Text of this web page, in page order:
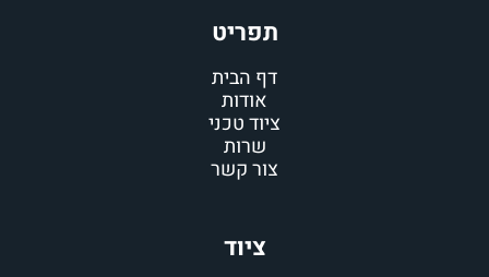
תפריט
דף הבית
אודות
ציוד טכני
שרות
צור קשר
ציוד